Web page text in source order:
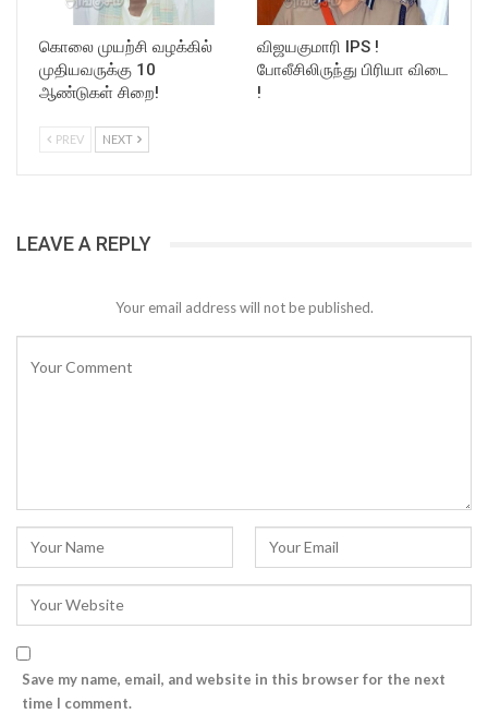
கொலை முயற்சி வழக்கில்
முதியவருக்கு 10
ஆண்டுகள் சிறை!
விஜயகுமாரி IPS !
போலீசிலிருந்து பிரியா விடை
!
PREV NEXT
LEAVE A REPLY
Your email address will not be published.
Save my name, email, and website in this browser for the next
time I comment.